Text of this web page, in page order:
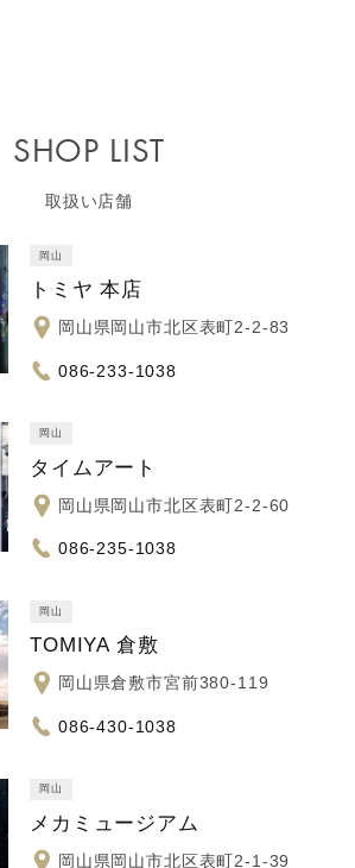
SHOP LIST
取扱い店舗
岡山
トミヤ 本店
岡山県岡山市北区表町2-2-83
086-233-1038
岡山
タイムアート
岡山県岡山市北区表町2-2-60
086-235-1038
岡山
TOMIYA 倉敷
岡山県倉敷市宮前380-119
086-430-1038
岡山
メカミュージアム
岡山県岡山市北区表町2-1-39